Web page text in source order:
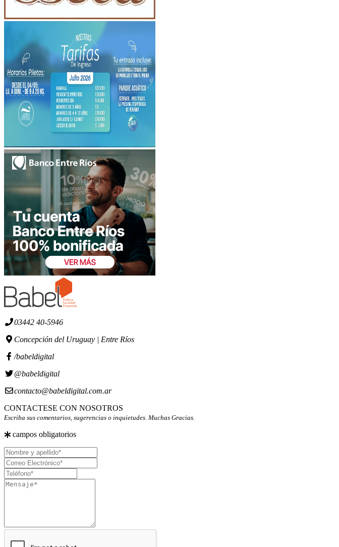
03442 40-5946
Concepción del Uruguay | Entre Ríos
/babeldigital
@babeldigital
contacto@babeldigital.com.ar
CONTACTESE CON NOSOTROS
Escriba sus comentarios, sugerencias o inquietudes. Muchas Gracias.
campos obligatorios
Nombre
y
apellido
Correo
Electrónico
Teléfono
Mensaje